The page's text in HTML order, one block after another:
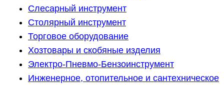
Слесарный инструмент
Столярный инструмент
Торговое оборудование
Хозтовары и скобяные изделия
Электро-Пневмо-Бензоинструмент
Инженерное, отопительное и сантехническое